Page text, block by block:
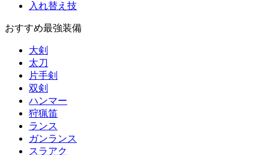
入れ替え技
おすすめ最強装備
大剣
太刀
片手剣
双剣
ハンマー
狩猟笛
ランス
ガンランス
スラアク